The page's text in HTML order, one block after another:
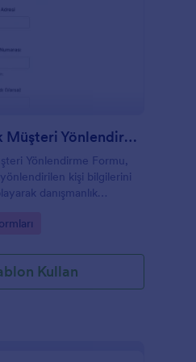
Danışmanlık Müşteri Yönlendirme Formu
Yönlendirme Formu,
kişi bilgilerini
danışmanlık
düzenli biçimde takip
Kullan